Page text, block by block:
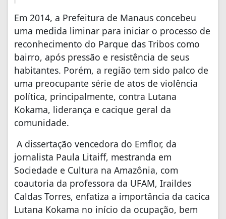
Em 2014, a Prefeitura de Manaus concebeu
uma medida liminar para iniciar o processo de
reconhecimento do Parque das Tribos como
bairro, após pressão e resistência de seus
habitantes. Porém, a região tem sido palco de
uma preocupante série de atos de violência
política, principalmente, contra Lutana
Kokama, liderança e cacique geral da
comunidade.
A dissertação vencedora do Emflor, da
jornalista Paula Litaiff, mestranda em
Sociedade e Cultura na Amazônia, com
coautoria da professora da UFAM, Iraildes
Caldas Torres, enfatiza a importância da cacica
Lutana Kokama no início da ocupação, bem